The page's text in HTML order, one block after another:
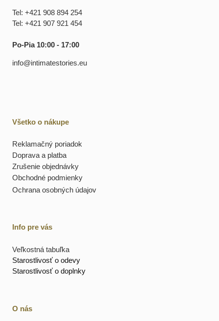
Tel: +421 908 894 254
Tel: +421 907 921 454
Po-Pia 10:00 - 17:00
info@intimatestories.eu
Všetko o nákupe
Reklamačný poriadok
Doprava a platba
Zrušenie objednávky
Obchodné podmienky
Ochrana osobných údajov
Info pre vás
Veľkostná tabuľka
Starostlivosť o odevy
Starostlivosť o doplnky
O nás